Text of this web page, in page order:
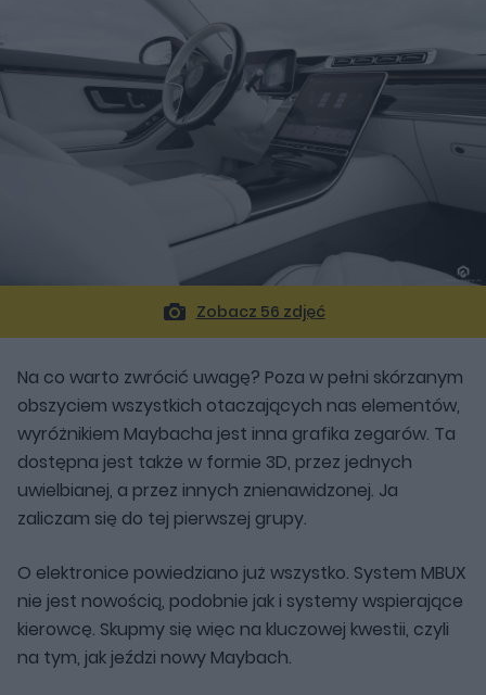
Zobacz 56 zdjęć
Na co warto zwrócić uwagę? Poza w pełni skórzanym
obszyciem wszystkich otaczających nas elementów,
wyróżnikiem Maybacha jest inna grafika zegarów. Ta
dostępna jest także w formie 3D, przez jednych
uwielbianej, a przez innych znienawidzonej. Ja
zaliczam się do tej pierwszej grupy.
O elektronice powiedziano już wszystko. System MBUX
nie jest nowością, podobnie jak i systemy wspierające
kierowcę. Skupmy się więc na kluczowej kwestii, czyli
na tym, jak jeździ nowy Maybach.